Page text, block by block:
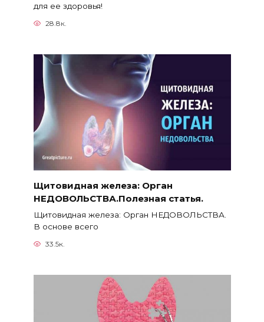
для ее здоровья!
28.8к.
Щитовидная железа: Орган
НЕДОВОЛЬСТВА.Полезная статья.
Щитовидная железа: Орган НЕДОВОЛЬСТВА.
В основе всего
33.5к.